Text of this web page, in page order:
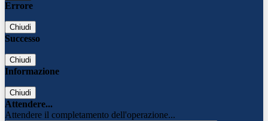
Errore
Chiudi
Successo
Chiudi
Informazione
Chiudi
Attendere...
Attendere il completamento dell'operazione...